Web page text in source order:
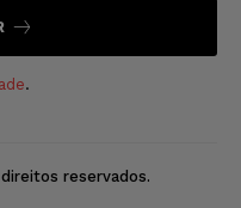
.
reservados.